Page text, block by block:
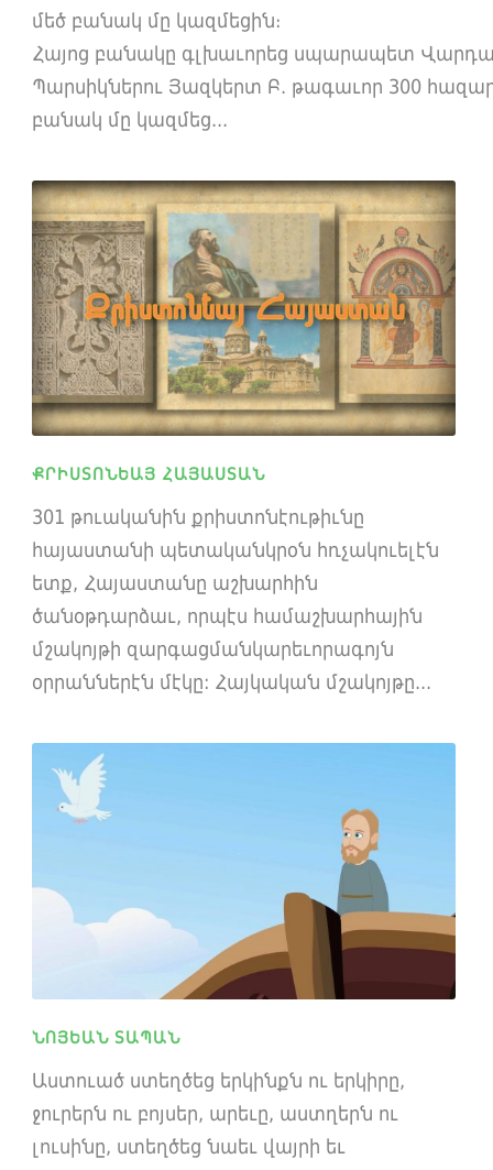
մեծ բանակ մը կազմեցին։
Հայոց բանակը գլխաւորեց սպարապետ
Պարսիկներու Յազկերտ Բ. թագաւոր 300 հազար
բանակ մը կազմեց...
ՔՐԻՍՏՈՆԵԱՅ ՀԱՅԱՍՏԱՆ
301 թուականին քրիստոնէութիւնը
հայաստանի պետականկրօն հռչակուելէն
ետք, Հայաստանը աշխարհին
ծանօթդարձաւ, որպէս համաշխարհային
մշակոյթի զարգացմանկարեւորագոյն
օրրաններէն մէկը: Հայկական մշակոյթը...
ՆՈՅԵԱՆ ՏԱՊԱՆ
Աստուած ստեղծեց երկինքն ու երկիրը,
ջուրերն ու բոյսեր, արեւը, աստղերն ու
լուսինը, ստեղծեց նաեւ վայրի եւ